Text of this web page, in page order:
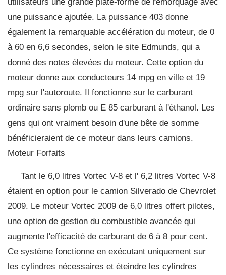
une puissance ajoutée. La puissance 403 donne
également la remarquable accélération du moteur, de 0
à 60 en 6,6 secondes, selon le site Edmunds, qui a
donné des notes élevées du moteur. Cette option du
moteur donne aux conducteurs 14 mpg en ville et 19
mpg sur l'autoroute. Il fonctionne sur le carburant
ordinaire sans plomb ou E 85 carburant à l'éthanol. Les
gens qui ont vraiment besoin d'une bête de somme
bénéficieraient de ce moteur dans leurs camions.
Moteur Forfaits
Tant le 6,0 litres Vortec V-8 et l' 6,2 litres Vortec V-8
étaient en option pour le camion Silverado de Chevrolet
2009. Le moteur Vortec 2009 de 6,0 litres offert pilotes,
une option de gestion du combustible avancée qui
augmente l'efficacité de carburant de 6 à 8 pour cent.
Ce système fonctionne en exécutant uniquement sur
les cylindres nécessaires et éteindre les cylindres